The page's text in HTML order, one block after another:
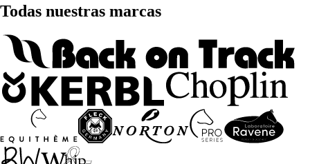
Todas nuestras marcas